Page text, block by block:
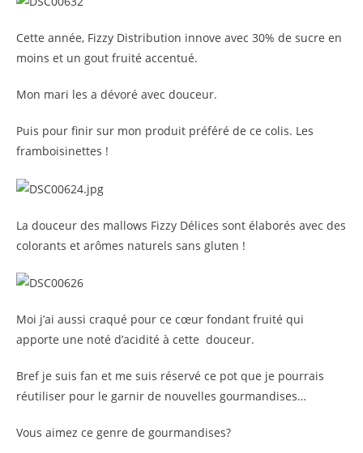
Cette année, Fizzy Distribution innove avec 30% de sucre en
moins et un gout fruité accentué.
Mon mari les a dévoré avec douceur.
Puis pour finir sur mon produit préféré de ce colis. Les
framboisinettes !
La douceur des mallows Fizzy Délices sont élaborés avec des
colorants et arômes naturels sans gluten !
Moi j’ai aussi craqué pour ce cœur fondant fruité qui
apporte une noté d’acidité à cette douceur.
Bref je suis fan et me suis réservé ce pot que je pourrais
réutiliser pour le garnir de nouvelles gourmandises…
Vous aimez ce genre de gourmandises?